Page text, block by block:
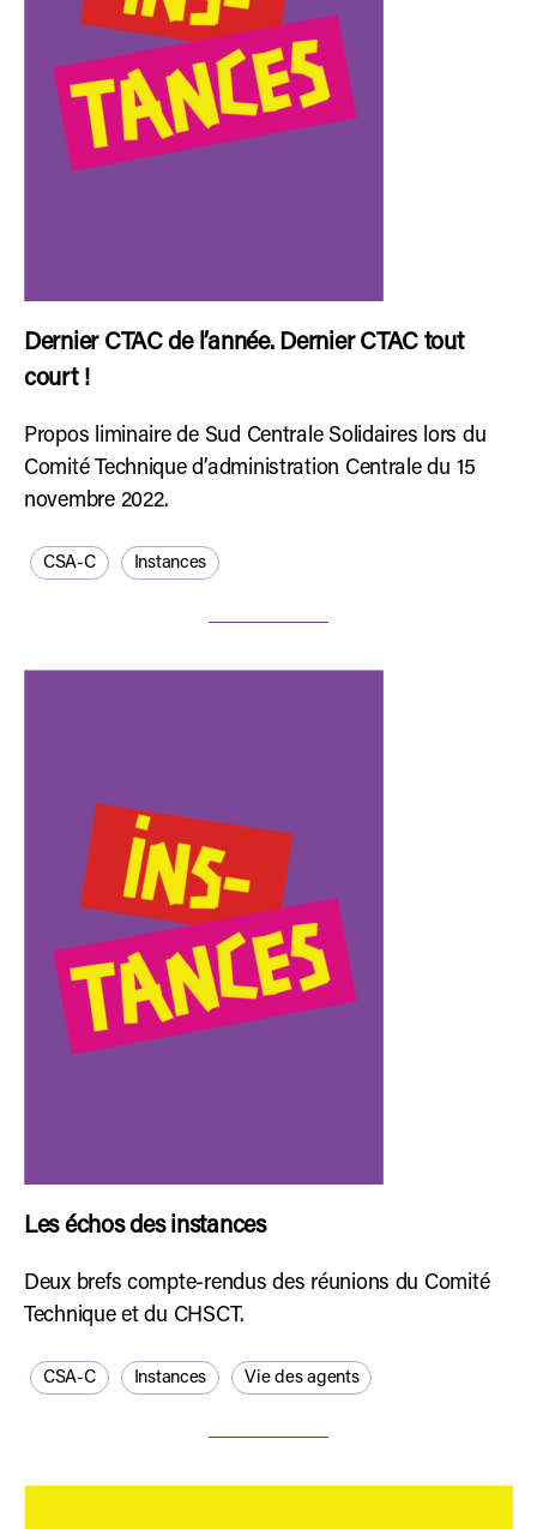
Dernier CTAC de l’année. Dernier CTAC tout
court !
Propos liminaire de Sud Centrale Solidaires lors du
Comité Technique d’administration Centrale du 15
novembre 2022.
CSA-C Instances
Les échos des instances
Deux brefs compte-rendus des réunions du Comité
Technique et du CHSCT.
CSA-C Instances Vie des agents